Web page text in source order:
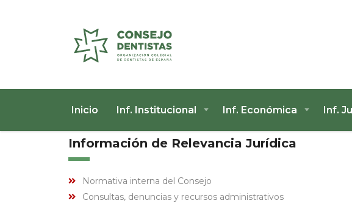
Inicio Inf. Institucional Inf. Económica Inf.
Información de Relevancia Jurídica
Normativa interna del Consejo
Consultas, denuncias y recursos administrativos